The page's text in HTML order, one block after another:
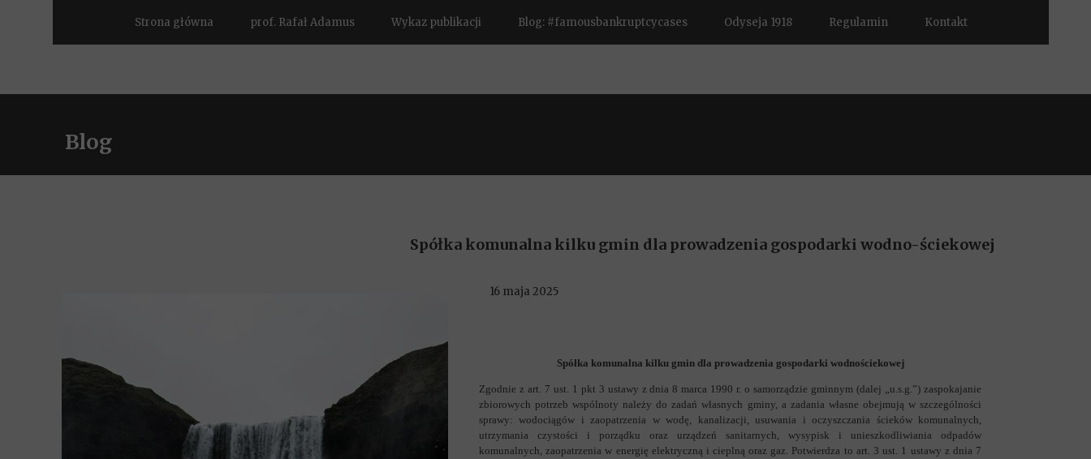
Spółka komunalna kilku gmin dla prowadzenia gospodarki wodnościekowej
Zgodnie z art. 7 ust. 1 pkt 3 ustawy z dnia 8 marca 1990 r. o samorządzie gminnym (dalej „u.s.g.”) zaspokajanie
zbiorowych potrzeb wspólnoty należy do zadań własnych gminy, a zadania własne obejmują w szczególności
sprawy: wodociągów i zaopatrzenia w wodę, kanalizacji, usuwania i oczyszczania ścieków komunalnych,
utrzymania czystości i porządku oraz urządzeń sanitarnych, wysypisk i unieszkodliwiania odpadów
komunalnych, zaopatrzenia w energię elektryczną i cieplną oraz gaz. Potwierdza to art. 3 ust. 1 ustawy z dnia 7
Strona główna prof. Rafał Adamus Wykaz publikacji Blog: #famousbankruptcycases Odyseja 1918 Regulamin Kontakt
Blog
16 maja 2025
Spółka komunalna kilku gmin dla prowadzenia gospodarki wodno-ściekowej